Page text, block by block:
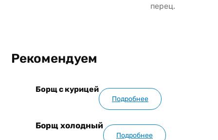
перец.
Рекомендуем
Борщ с курицей
Подробнее
Борщ холодный
Подробнее